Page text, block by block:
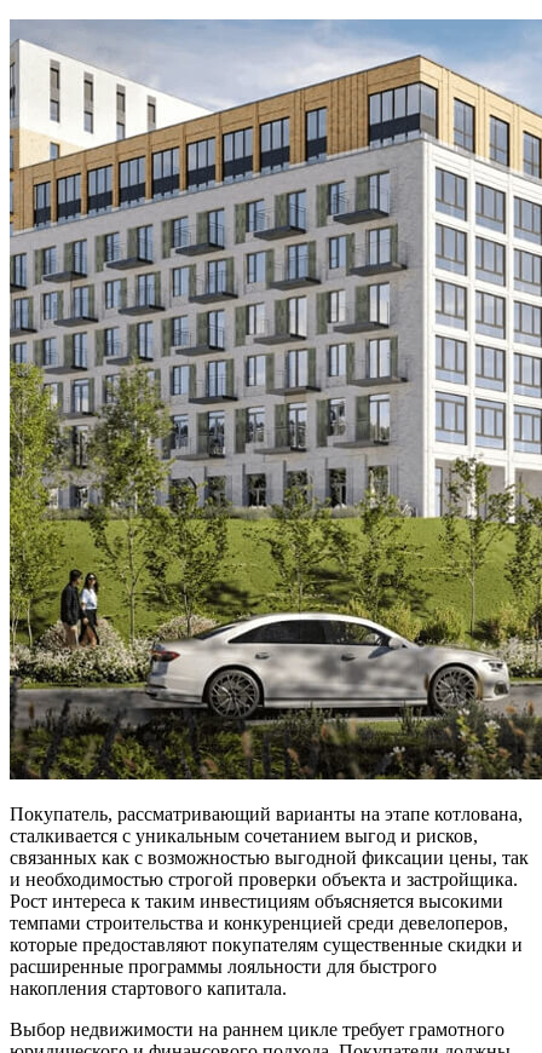
Покупатель, рассматривающий варианты на этапе котлована,
сталкивается с уникальным сочетанием выгод и рисков,
связанных как с возможностью выгодной фиксации цены, так
и необходимостью строгой проверки объекта и застройщика.
Рост интереса к таким инвестициям объясняется высокими
темпами строительства и конкуренцией среди девелоперов,
которые предоставляют покупателям существенные скидки и
расширенные программы лояльности для быстрого
накопления стартового капитала.
Выбор недвижимости на раннем цикле требует грамотного